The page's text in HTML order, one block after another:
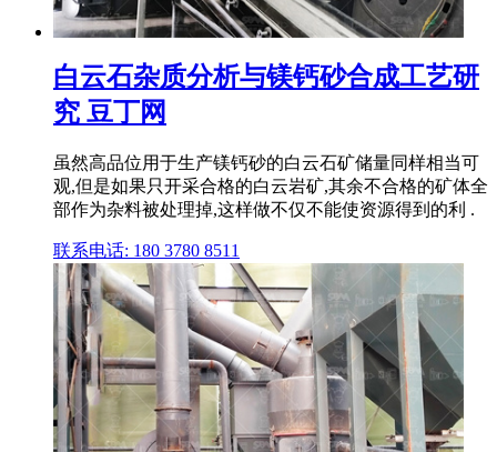
白云石杂质分析与镁钙砂合成工艺研
究 豆丁网
虽然高品位用于生产镁钙砂的白云石矿储量同样相当可
观,但是如果只开采合格的白云岩矿,其余不合格的矿体全
部作为杂料被处理掉,这样做不仅不能使资源得到的利 .
联系电话: 180 3780 8511